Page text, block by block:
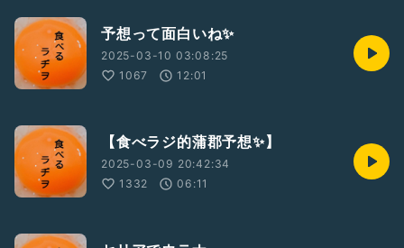
予想って面白いね✨
2025-03-10 03:08:25
1067
12:01
【食べラジ的蒲郡予想✨】
2025-03-09 20:42:34
1332
06:11